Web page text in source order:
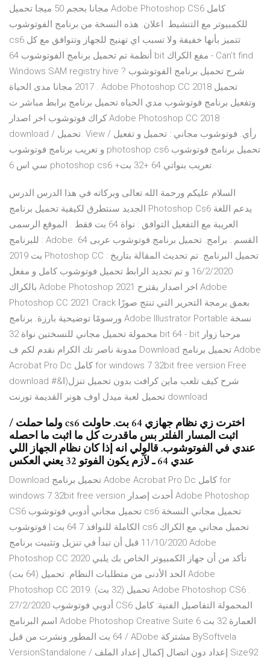
مجانا بحجم 50 ميجا تحميل Adobe Photoshop CS6 كامل
للكمبيوتر مع التنشيط. اعلان. هذه النسخة من برنامج الفوتوشوب
cs6 تتميز بأنها خفيفة ولا تسبب اي تهنيج للجهاز وتتوافق مع كل
أنظمة تم تحميل برنامج الفوتوشوب 64 bit مفع الكراك - Can't find
Windows SAM registry hive ? شرح تحميل برنامج الفوتوشوب
2017 مجانا مدى الحياة . Adobe Photoshop CC 2018 تحميل
وتفعيل برنامج فوتوشوب مدي الحياه تحميل برنامج برابط مباشر ت
كراك فوتوشوب اخر اصدار Adobe Photoshop CC 2018 ·
download / تحميل. View / رأي. فوتوشوب مجاني : تحميل و تفعيل
و تعريب برنامج فوتوشوب photoshop cs6 تحميل برنامج فوتوشوب
سي اس 6 photoshop cs6 +تعريب بنواتي 64 +32 بت.
السلام عليكم ورحمة الله تعالى وبركاته في هذا الدرس الدرس
الجديد سنتطرق لكيفية تحميل برنامج Photoshop Cs6 يدعم اللغة
العريبة مع التفعيل التوافق : نواة 64 بت فقط . الموقع الرسمى
للبرنامج : Adobe. القسم : برامج. تحميل برنامج فوتوشوب عربى 64
بت 2019 Photoshop CC : تحميل البرنامج. تم تحديث المقالة بتاريخ
16/2/2020 و تم تجديد الرابط تحميل فوتوشوب كامل و مفعل
بالكراك Adobe Photoshop 2021 اخر اصدار يقترح Adobe
Photoshop CC 2021 Crack بعمق برمجة التحرير التي تنتج صورًا
ورسومًا توضيحية بارزة. برنامج Adobe Illustrator Portable نسخة
محمولة تحميل مجاني للنسختين نواة 32 bit 64 - bit مرحبا زوار
مدونة ناصر تك الكرام نقدم لكم ف Download تحميل برنامج Adobe
Acrobat Pro Dc كامل for windows 7 32bit free version Free
download شرح كيف تلعب ماين كرافت بدون تحميل تنزل(ا&#
تحميل لعبة ميدل اوف هونر القديمة تورنت download
/ ولما حملت cs6 اخترت زي نظام جهازي 64 بت. حاولت
اثبت المسار الفلتر بس ماقدرت كل ما اثبت ما احصله
عندي في الفوتوشوب. قالولي انه إذا كان نظام الجهاز اللي
عندي 64 ـ لآزم يكون الفوتو 32 يعني العكس
Download تحميل برنامج Adobe Acrobat Pro Dc كامل for
windows 7 32bit free version أحدث إصدار Adobe Photoshop
CS6 تحميل مجاني أدوبي فوتوشوب cs6 تحميل مجاني النسخة
الكاملة للنوافذ 7 64 بت | فوتوشوب cs6 تحميل مجاني مع الكراك
11/10/2020 قبل أن تبدأ في تنزيل وتثبيت برنامج Adobe
Photoshop CC 2020 تأكد من أن جهاز الكمبيوتر الخاص بك يلبي
الحد الأدنى من متطلبات النظام. تحميل (64 بت) Adobe
Photoshop CC 2019. تحميل (32 بت) Adobe Photoshop CS6 .
27/2/2020 أدوبي فوتوشوب CS6 المحمولة التفاصيل الفنية: كامل
اسم البرنامج Adobe Photoshop Creative Suite 6 العمارة 32 بت
/ 64 بت المطور ونشرت من قبل ADobe مشتركة BySoftvela
VersionStandalone / إعداد دون اتصال إكمال إعداد الملف Size92